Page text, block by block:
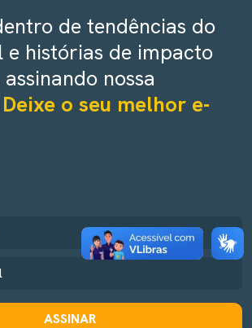
de tendências do
e histórias de impacto
nossa
Deixe o seu melhor e-
ASSINAR